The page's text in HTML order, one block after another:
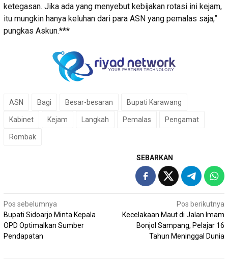
ketegasan. Jika ada yang menyebut kebijakan rotasi ini kejam,
itu mungkin hanya keluhan dari para ASN yang pemalas saja,”
pungkas Askun.***
ASN Bagi Besar-besaran Bupati Karawang
Kabinet Kejam Langkah Pemalas Pengamat
Rombak
SEBARKAN
Navigasi
pos
Pos sebelumnya
Bupati Sidoarjo Minta Kepala
OPD Optimalkan Sumber
Pendapatan
Pos berikutnya
Kecelakaan Maut di Jalan Imam
Bonjol Sampang, Pelajar 16
Tahun Meninggal Dunia